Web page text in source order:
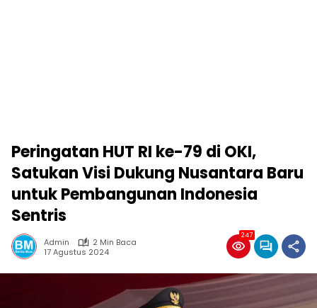
Peringatan HUT RI ke-79 di OKI,
Satukan Visi Dukung Nusantara Baru
untuk Pembangunan Indonesia
Sentris
Admin
2 Min Baca
17 Agustus 2024
247